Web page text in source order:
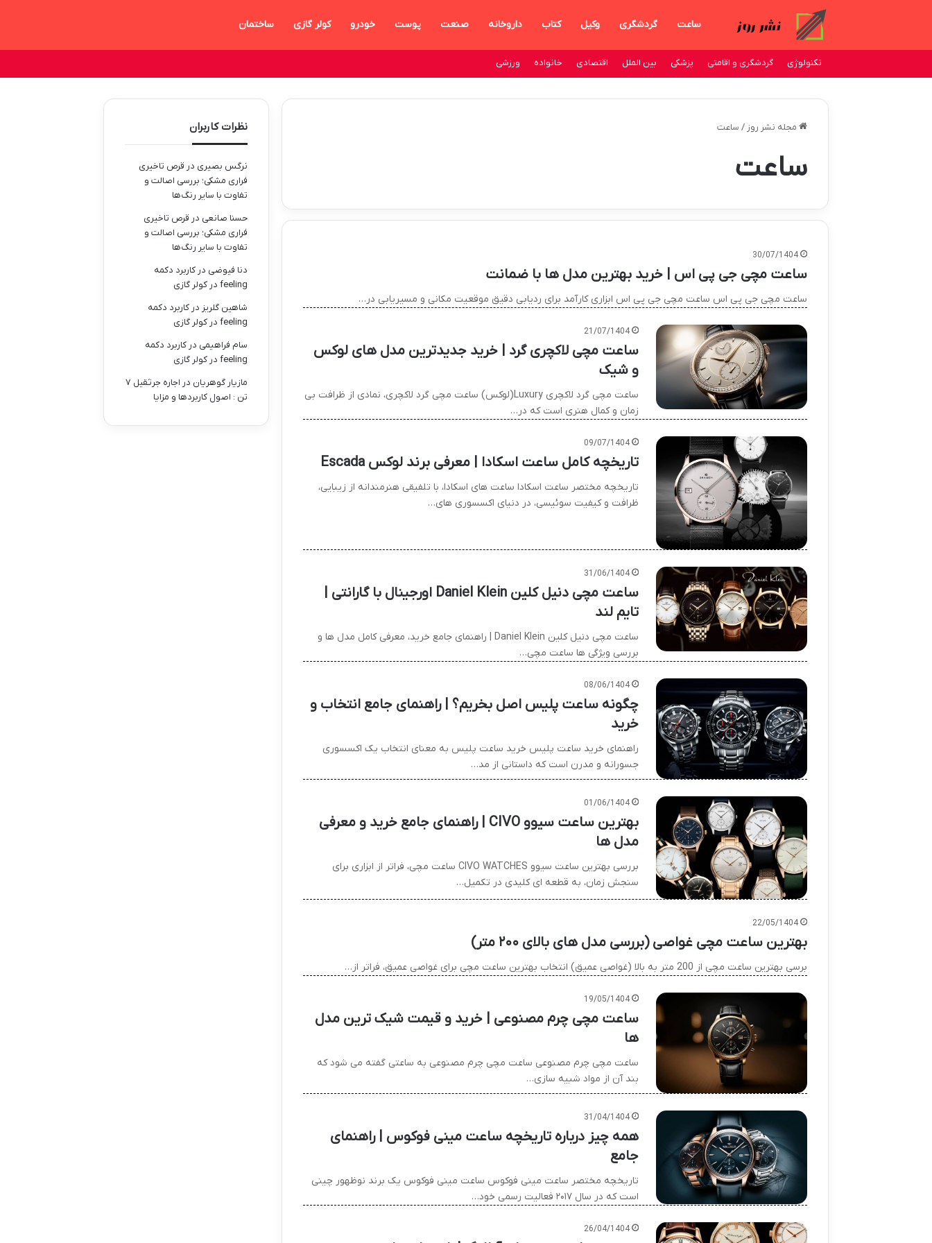
ساعت گردشگری وکیل کتاب داروخانه صنعت پوست خودرو کولر گازی ساختمان
تکنولوژی گردشگری و اقامتی پزشکی بین الملل اقتصادی خانواده ورزشی
مجله نشر روز / ساعت
ساعت
30/07/1404
ساعت مچی جی پی اس | خرید بهترین مدل ها با ضمانت
ساعت مچی جی پی اس ساعت مچی جی پی اس ابزاری کارآمد برای ردیابی دقیق موقعیت مکانی و مسیریابی در…
21/07/1404
ساعت مچی لاکچری گرد | خرید جدیدترین مدل های لوکس
و شیک
ساعت مچی گرد لاکچری Luxury(لوکس) ساعت مچی گرد لاکچری، نمادی از ظرافت بی
زمان و کمال هنری است که در…
09/07/1404
تاریخچه کامل ساعت اسکادا | معرفی برند لوکس Escada
تاریخچه مختصر ساعت اسکادا ساعت های اسکادا، با تلفیقی هنرمندانه از زیبایی،
ظرافت و کیفیت سوئیسی، در دنیای اکسسوری های…
31/06/1404
ساعت مچی دنیل کلین Daniel Klein اورجینال با گارانتی |
تایم لند
ساعت مچی دنیل کلین Daniel Klein | راهنمای جامع خرید، معرفی کامل مدل ها و
بررسی ویژگی ها ساعت مچی…
08/06/1404
چگونه ساعت پلیس اصل بخریم؟ | راهنمای جامع انتخاب و
خرید
راهنمای خرید ساعت پلیس خرید ساعت پلیس به معنای انتخاب یک اکسسوری
جسورانه و مدرن است که داستانی از مد…
01/06/1404
بهترین ساعت سیوو CIVO | راهنمای جامع خرید و معرفی
مدل ها
بررسی بهترین ساعت سیوو CIVO WATCHES ساعت مچی، فراتر از ابزاری برای
سنجش زمان، به قطعه ای کلیدی در تکمیل…
22/05/1404
بهترین ساعت مچی غواصی (بررسی مدل های بالای ۲۰۰ متر)
برسی بهترین ساعت مچی از 200 متر به بالا (غواصی عمیق) انتخاب بهترین ساعت مچی برای غواصی عمیق، فراتر از…
19/05/1404
ساعت مچی چرم مصنوعی | خرید و قیمت شیک ترین مدل
ها
ساعت مچی چرم مصنوعی ساعت مچی چرم مصنوعی به ساعتی گفته می شود که
بند آن از مواد شبیه سازی…
31/04/1404
همه چیز درباره تاریخچه ساعت مینی فوکوس | راهنمای
جامع
تاریخچه مختصر ساعت مینی فوکوس ساعت مینی فوکوس یک برند نوظهور چینی
است که در سال ۲۰۱۷ فعالیت رسمی خود…
26/04/1404
نظرات کاربران
نرگس بصیری در قرص تاخیری
فراری مشکی؛ بررسی اصالت و
تفاوت با سایر رنگ‌ها
حسنا صانعی در قرص تاخیری
فراری مشکی؛ بررسی اصالت و
تفاوت با سایر رنگ‌ها
دنا فیوضی در کاربرد دکمه
feeling در کولر گازی
شاهین گلریز در کاربرد دکمه
feeling در کولر گازی
سام فراهیمی در کاربرد دکمه
feeling در کولر گازی
مازیار گوهریان در
اجاره جرثقیل ۷
تن : اصول کاربردها و مزایا